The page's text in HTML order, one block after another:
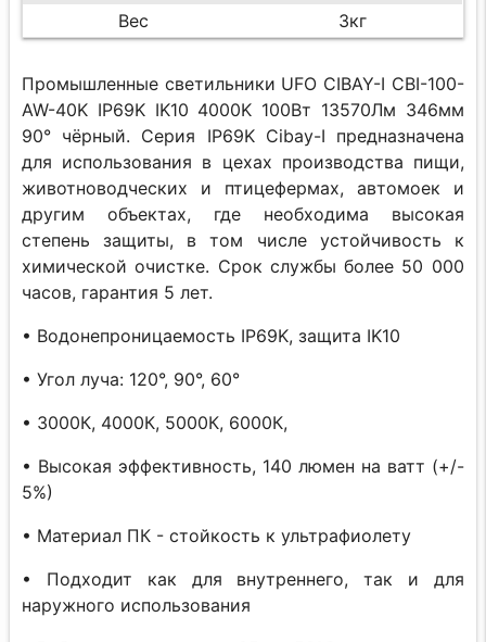
Вес
3кг
Промышленные светильники UFO CIBAY-I CBI-100-
AW-40K IP69K IK10 4000K 100Вт 13570Лм 346мм
90° чёрный. Серия IP69K Cibay-I предназначена
для использования в цехах производства пищи,
животноводческих и птицефермах, автомоек и
другим объектах, где необходима высокая
степень защиты, в том числе устойчивость к
химической очистке. Срок службы более 50 000
часов, гарантия 5 лет.
• Водонепроницаемость IP69K, защита IK10
• Угол луча: 120°, 90°, 60°
• 3000К, 4000К, 5000К, 6000К,
• Высокая эффективность, 140 люмен на ватт (+/-
5%)
• Материал ПК - стойкость к ультрафиолету
• Подходит как для внутреннего, так и для
наружного использования